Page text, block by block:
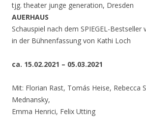
tjg. theater junge generation, Dresden
AUERHAUS
Schauspiel nach dem SPIEGEL-
in der Bühnenfassung von Kathi Loch
ca. 15.02.2021 – 05.03.2021
Mit: Florian Rast, Tomás Heise, Rebecca
Mednansky,
Emma Henrici, Felix Utting